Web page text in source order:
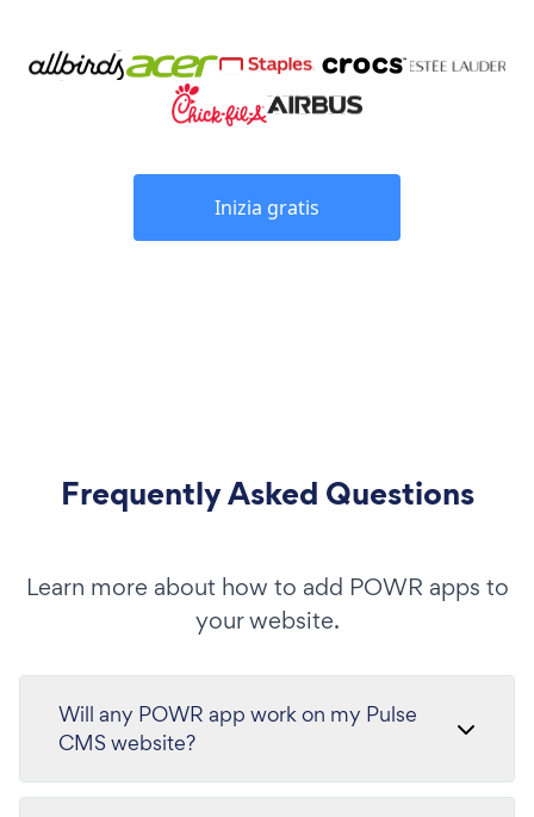
Inizia gratis
Frequently Asked Questions
Learn more about how to add POWR apps to
your website.
Will any POWR app work on my Pulse
CMS website?